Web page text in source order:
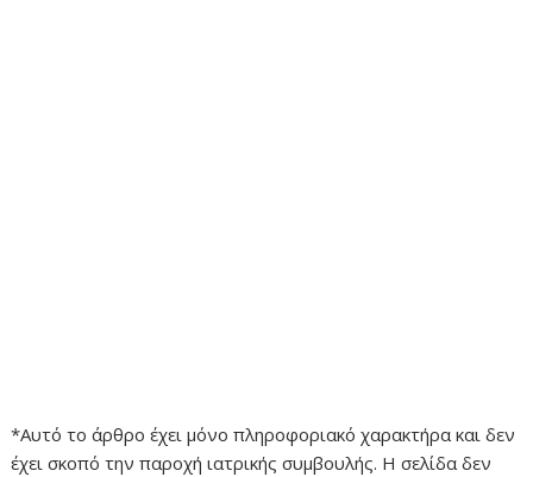
*Αυτό το άρθρο έχει μόνο πληροφοριακό χαρακτήρα και δεν
έχει σκοπό την παροχή ιατρικής συμβουλής. Η σελίδα δεν